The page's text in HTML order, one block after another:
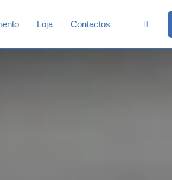
Loja Contactos